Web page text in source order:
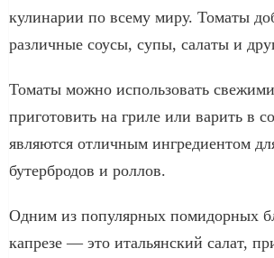
кулинарии по всему миру. Томаты
различные соусы, супы, салаты и
Томаты можно использовать
приготовить на гриле или варить в
являются отличным ингредиентом
бутербродов и роллов.
Одним из популярных помидорных
капрезе — это итальянский салат,